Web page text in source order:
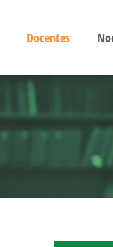
Docentes